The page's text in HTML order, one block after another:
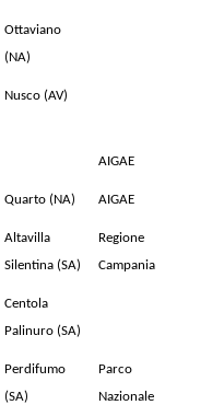
Ottaviano
(NA)
Nusco (AV)
AIGAE
Quarto (NA) AIGAE
Altavilla
Silentina (SA)
Regione
Campania
Centola
Palinuro (SA)
Perdifumo
(SA)
Parco
Nazionale